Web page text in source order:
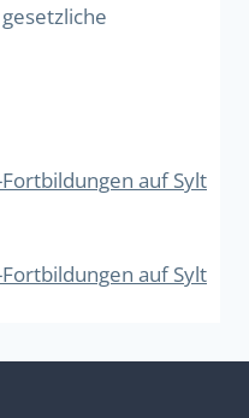
Fortbildungen auf Sylt
Fortbildungen auf Sylt